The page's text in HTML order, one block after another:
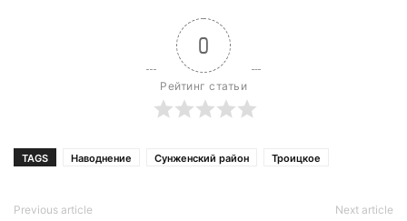
0
Рейтинг статьи
TAGS Наводнение Сунженский район Троицкое
Previous article Next article